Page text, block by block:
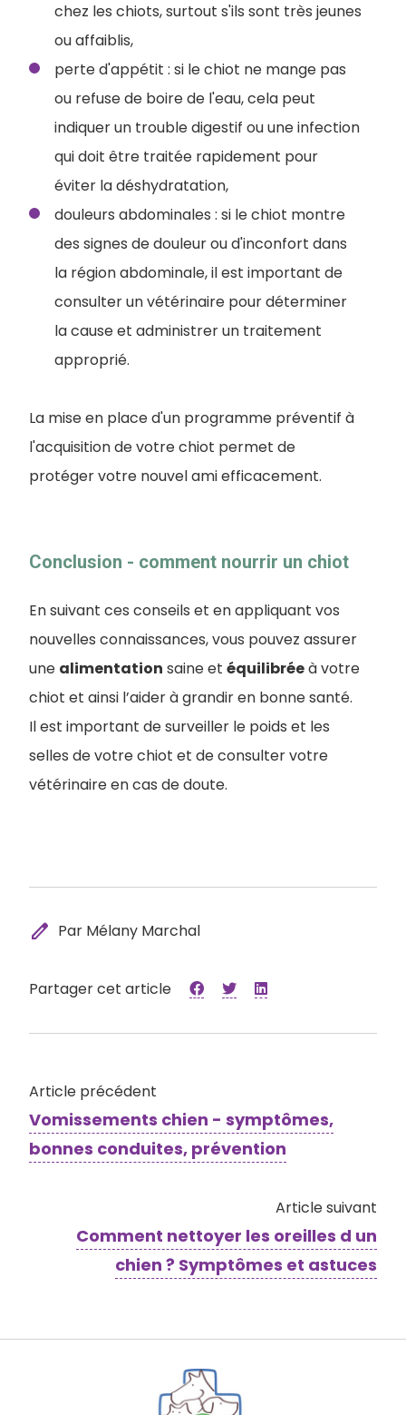
chez les chiots, surtout s'ils sont très jeunes
ou affaiblis,
perte d'appétit : si le chiot ne mange pas
ou refuse de boire de l'eau, cela peut
indiquer un trouble digestif ou une infection
qui doit être traitée rapidement pour
éviter la déshydratation,
douleurs abdominales : si le chiot montre
des signes de douleur ou d'inconfort dans
la région abdominale, il est important de
consulter un vétérinaire pour déterminer
la cause et administrer un traitement
approprié.
La mise en place d'un programme préventif à
l'acquisition de votre chiot permet de
protéger votre nouvel ami efficacement.
Conclusion - comment nourrir un chiot
En suivant ces conseils et en appliquant vos
nouvelles connaissances, vous pouvez assurer
une alimentation saine et équilibréeà votre
chiot et ainsi l’aider à grandir en bonne santé.
Il est important de surveiller le poids et les
selles de votre chiot et de consulter votre
vétérinaire en cas de doute.
edit Par Mélany Marchal
Partager cet article
Article précédent
Vomissements chien - symptômes,
bonnes conduites, prévention
Article suivant
Comment nettoyer les oreilles d un
chien ? Symptômes et astuces